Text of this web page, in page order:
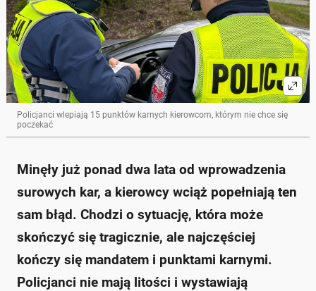
Mandat za objeżdżanie opuszczonych zapór wynosi
2000 zł (4000 zł w przypadku recydywy) oraz 15
punktów karnych.
Przepisy zabraniają wjazdu na przejazd, gdy zapory
są opuszczone lub podnoszenie ich nie zostało
zakończone.
Taryfikator mandatów przewiduje również wysokie
kary za inne wykroczenia, takie jak spowodowanie
kolizji czy przekroczenie prędkości.
Zapytaj o więcej Onet Czat z AI
Policjanci wlepiają 15 punktów karnych kierowcom, którym nie chce się
poczekać
Minęły już ponad dwa lata od wprowadzenia
surowych kar, a kierowcy wciąż popełniają ten
sam błąd. Chodzi o sytuację, która może
skończyć się tragicznie, ale najczęściej
kończy się mandatem i punktami karnymi.
Policjanci nie mają litości i wystawiają